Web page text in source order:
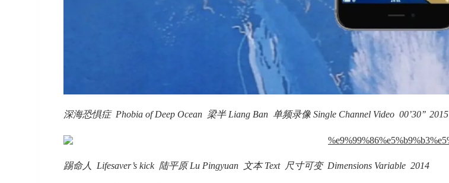
深海恐惧症 Phobia of Deep Ocean 梁半 Liang Ban 单频录像 Single Channel Video 00’30’’ 2015
踢命人 Lifesaver’s kick 陆平原 Lu Pingyuan 文本 Text 尺寸可变 Dimensions Variable 2014